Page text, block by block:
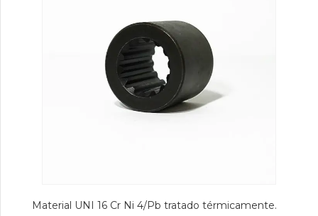
Material UNI 16 Cr Ni 4/Pb tratado térmicamente.